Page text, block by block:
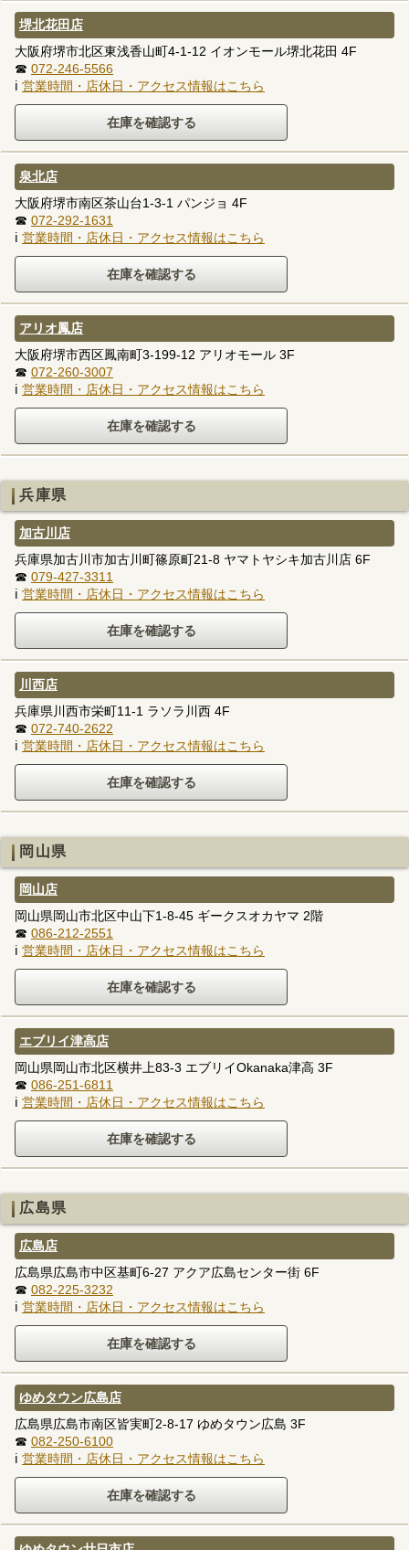
堺北花田店
大阪府堺市北区東浅香山町4-1-12 イオンモール堺北花田 4F
☎ 072-246-5566
ℹ 営業時間・店休日・アクセス情報はこちら
泉北店
大阪府堺市南区茶山台1-3-1 パンジョ 4F
☎ 072-292-1631
ℹ 営業時間・店休日・アクセス情報はこちら
アリオ鳳店
大阪府堺市西区鳳南町3-199-12 アリオモール 3F
☎ 072-260-3007
ℹ 営業時間・店休日・アクセス情報はこちら
兵庫県
加古川店
兵庫県加古川市加古川町篠原町21-8 ヤマトヤシキ加古川店 6F
☎ 079-427-3311
ℹ 営業時間・店休日・アクセス情報はこちら
川西店
兵庫県川西市栄町11-1 ラソラ川西 4F
☎ 072-740-2622
ℹ 営業時間・店休日・アクセス情報はこちら
岡山県
岡山店
岡山県岡山市北区中山下1-8-45 ギークスオカヤマ 2階
☎ 086-212-2551
ℹ 営業時間・店休日・アクセス情報はこちら
エブリイ津高店
岡山県岡山市北区横井上83-3 エブリイOkanaka津高 3F
☎ 086-251-6811
ℹ 営業時間・店休日・アクセス情報はこちら
広島県
広島店
広島県広島市中区基町6-27 アクア広島センター街 6F
☎ 082-225-3232
ℹ 営業時間・店休日・アクセス情報はこちら
ゆめタウン広島店
広島県広島市南区皆実町2-8-17 ゆめタウン広島 3F
☎ 082-250-6100
ℹ 営業時間・店休日・アクセス情報はこちら